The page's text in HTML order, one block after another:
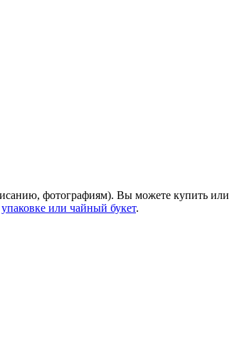
фотографиям). Вы можете купить или
упаковке или чайный букет.